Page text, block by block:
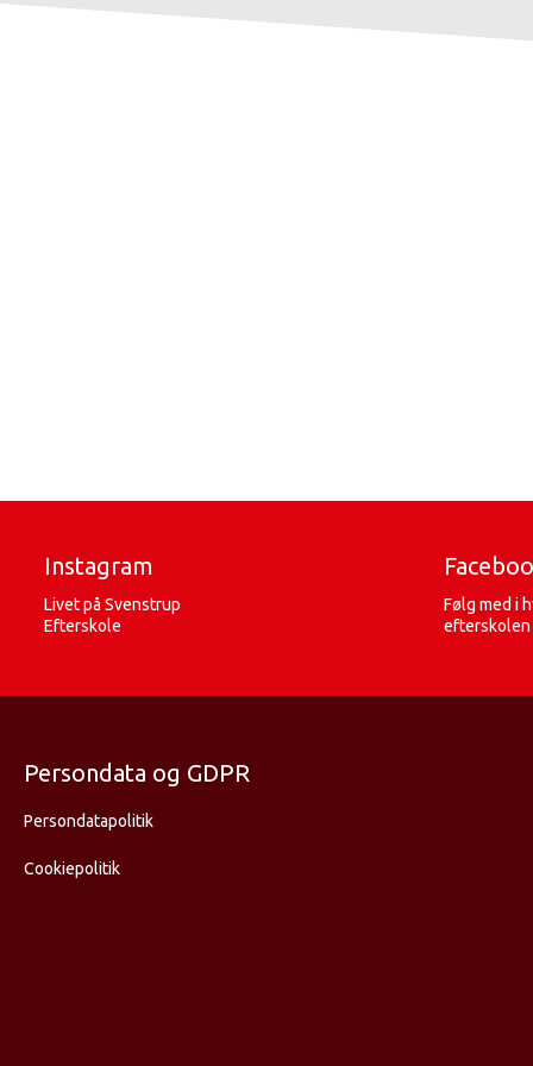
Instagram
Livet på Svenstrup
Efterskole
Følg med i
efterskolen
Persondata og GDPR
Persondatapolitik
Cookiepolitik